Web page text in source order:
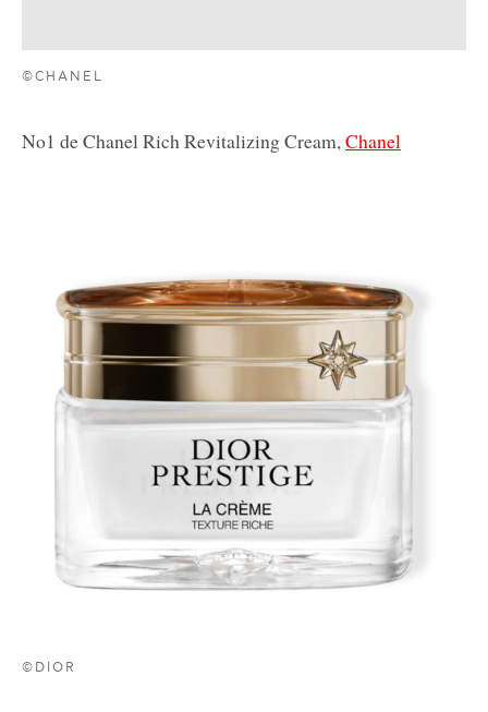
©CHANEL
No1 de Chanel Rich Revitalizing Cream,Chanel
©DIOR